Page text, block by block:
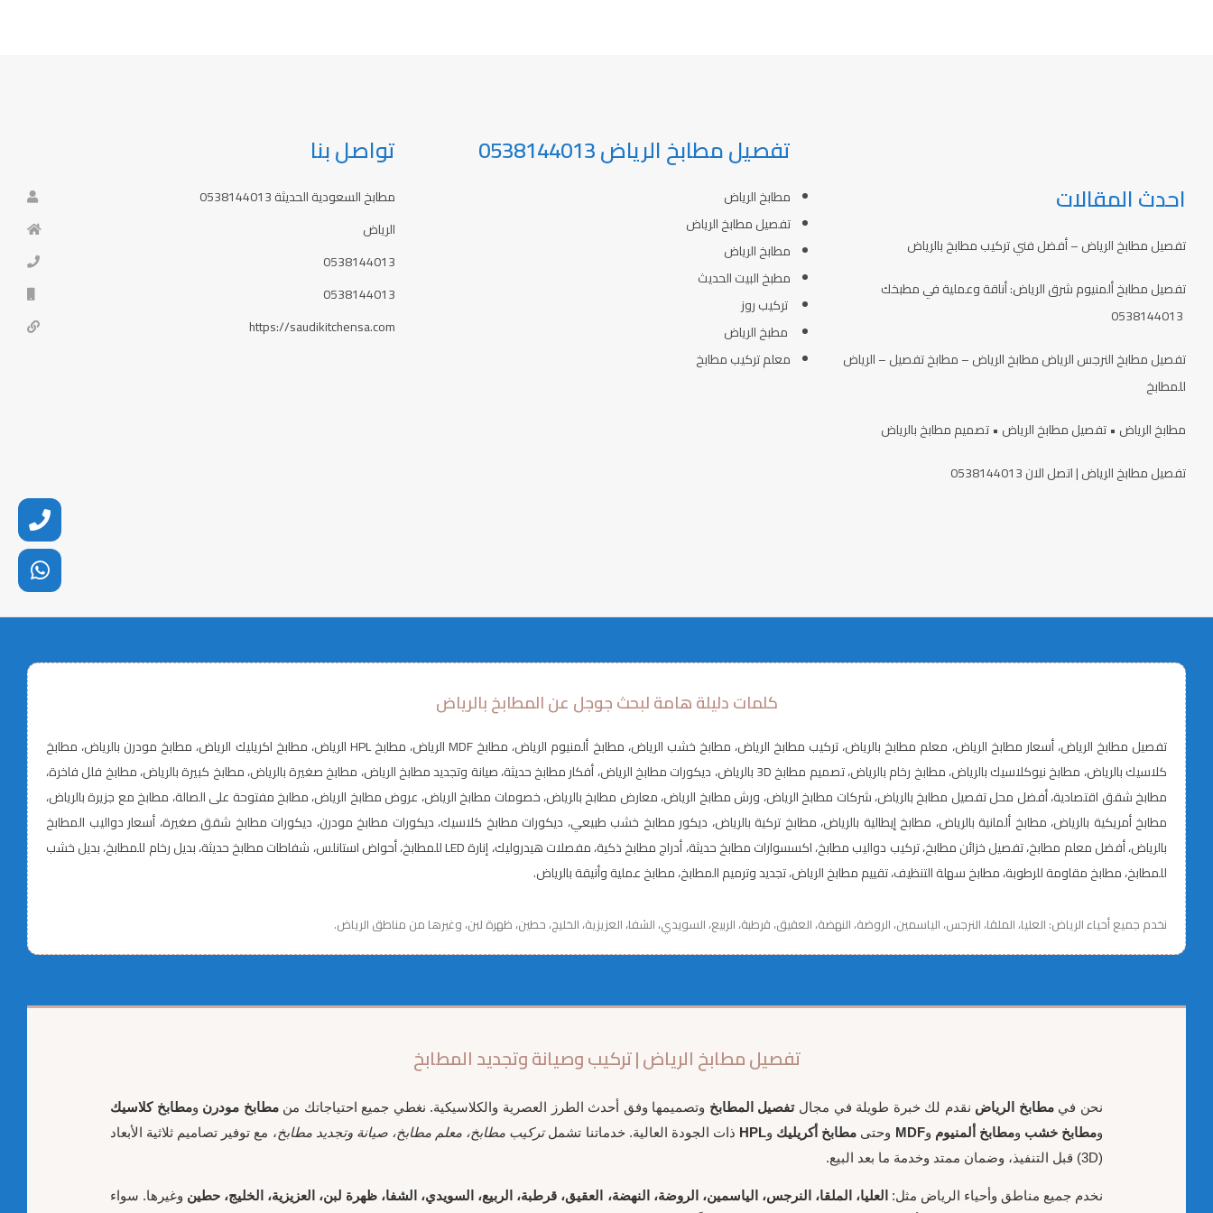
احدث المقالات
تفصيل مطابخ الرياض – أفضل فني تركيب مطابخ بالرياض
تفصيل مطابخ ألمنيوم شرق الرياض: أناقة وعملية في مطبخك
تفصيل مطابخ النرجس الرياض مطابخ الرياض – مطابخ تفصيل – الرياض
للمطابخ
مطابخ الرياض • تفصيل مطابخ الرياض • تصميم مطابخ بالرياض
تفصيل مطابخ الرياض | اتصل الان 0538144013
تفصيل مطابخ الرياض 0538144013
مطابخ الرياض
تفصيل مطابخ الرياض
مطابخ الرياض
مطبخ البيت الحديث
تركيب روز
مطبخ الرياض
معلم تركيب مطابخ
تواصل بنا
مطابخ السعودية الحديثة 0538144013
الرياض
0538144013
0538144013
https://saudikitchensa.com
كلمات دليلة هامة لبحث جوجل عن المطابخ بالرياض
تفصيل مطابخ الرياض، أسعار مطابخ الرياض، معلم مطابخ بالرياض، تركيب مطابخ الرياض، مطابخ خشب الرياض، مطابخ ألمنيوم الرياض، مطابخ MDF الرياض، مطابخ HPL الرياض، مطابخ اكريليك الرياض، مطابخ مودرن بالرياض، مطابخ
كلاسيك بالرياض، مطابخ نيوكلاسيك بالرياض، مطابخ رخام بالرياض، تصميم مطابخ 3D بالرياض، ديكورات مطابخ الرياض، أفكار مطابخ حديثة، صيانة وتجديد مطابخ الرياض، مطابخ صغيرة بالرياض، مطابخ كبيرة بالرياض، مطابخ فلل فاخرة،
مطابخ شقق اقتصادية، أفضل محل تفصيل مطابخ بالرياض، شركات مطابخ الرياض، ورش مطابخ الرياض، معارض مطابخ بالرياض، خصومات مطابخ الرياض، عروض مطابخ الرياض، مطابخ مفتوحة على الصالة، مطابخ مع جزيرة بالرياض،
مطابخ أمريكية بالرياض، مطابخ ألمانية بالرياض، مطابخ إيطالية بالرياض، مطابخ تركية بالرياض، ديكور مطابخ خشب طبيعي، ديكورات مطابخ كلاسيك، ديكورات مطابخ مودرن، ديكورات مطابخ شقق صغيرة، أسعار دواليب المطابخ
بالرياض، أفضل معلم مطابخ، تفصيل خزائن مطابخ، تركيب دواليب مطابخ، اكسسوارات مطابخ حديثة، أدراج مطابخ ذكية، مفصلات هيدروليك، إنارة LED للمطابخ، أحواض استانلس، شفاطات مطابخ حديثة، بديل رخام للمطابخ، بديل خشب
للمطابخ، مطابخ مقاومة للرطوبة، مطابخ سهلة التنظيف، تقييم مطابخ الرياض، تجديد وترميم المطابخ، مطابخ عملية وأنيقة بالرياض.
نخدم جميع أحياء الرياض: العليا، الملقا، النرجس، الياسمين، الروضة، النهضة، العقيق، قرطبة، الربيع، السويدي، الشفا، العزيزية، الخليج، حطين، ظهرة لبن، وغيرها من مناطق الرياض.
تفصيل مطابخ الرياض | تركيب وصيانة وتجديد المطابخ
نحن فيمطابخ الرياض نقدم لك خبرة طويلة في مجالتفصيل المطابخ وتصميمها وفق أحدث الطرز العصرية والكلاسيكية. نغطي جميع احتياجاتك منمطابخ مودرن ومطابخ كلاسيك
ومطابخ خشب ومطابخ ألمنيوم وMDF وحتى مطابخ أكريليك وHPL ذات الجودة العالية. خدماتنا تشملتركيب مطابخ، معلم مطابخ، صيانة وتجديد مطابخ، مع توفير تصاميم ثلاثية الأبعاد
(3D) قبل التنفيذ، وضمان ممتد وخدمة ما بعد البيع.
نخدم جميع مناطق وأحياء الرياض مثل: العليا، الملقا، النرجس، الياسمين، الروضة، النهضة، العقيق، قرطبة، الربيع، السويدي، الشفا، ظهرة لبن، العزيزية، الخليج، حطين وغيرها. سواء